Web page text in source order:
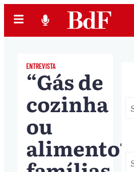
ENTREVISTA
“Gás de
cozinha
ou
alimento?”: